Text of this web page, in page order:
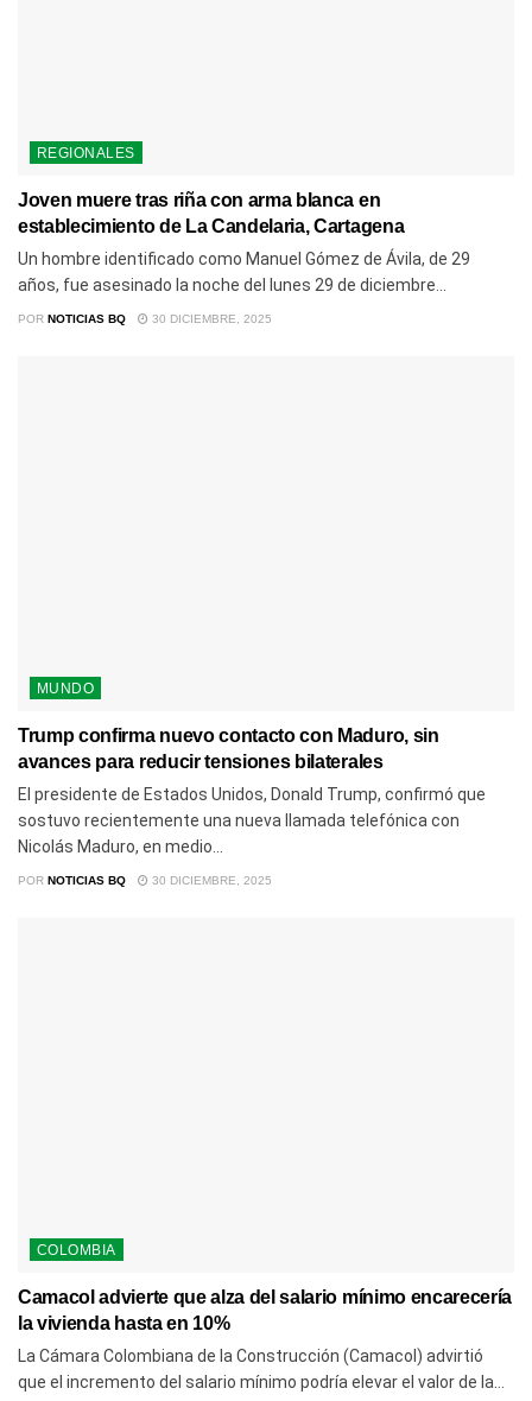
REGIONALES
Joven muere tras riña con arma blanca en
establecimiento de La Candelaria, Cartagena
Un hombre identificado como Manuel Gómez de Ávila, de 29
años, fue asesinado la noche del lunes 29 de diciembre...
POR NOTICIAS BQ 30 DICIEMBRE, 2025
MUNDO
Trump confirma nuevo contacto con Maduro, sin
avances para reducir tensiones bilaterales
El presidente de Estados Unidos, Donald Trump, confirmó que
sostuvo recientemente una nueva llamada telefónica con
Nicolás Maduro, en medio...
POR NOTICIAS BQ 30 DICIEMBRE, 2025
COLOMBIA
Camacol advierte que alza del salario mínimo encarecería
la vivienda hasta en 10%
La Cámara Colombiana de la Construcción (Camacol) advirtió
que el incremento del salario mínimo podría elevar el valor de la...